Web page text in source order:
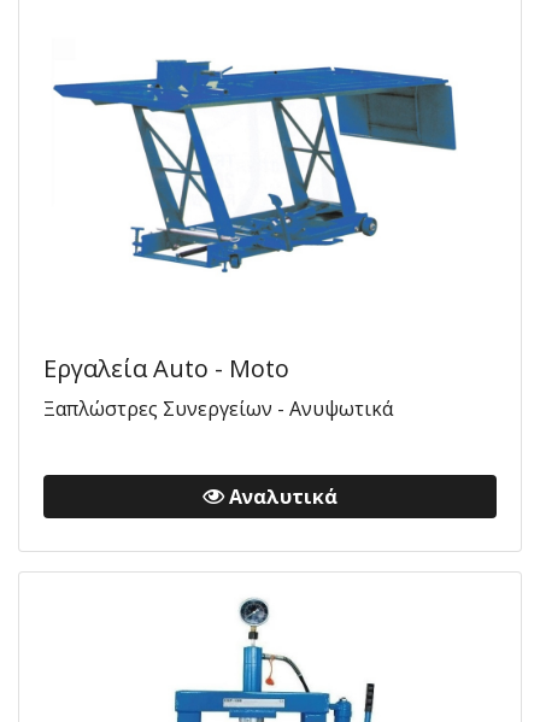
Εργαλεία Auto - Moto
Ξαπλώστρες Συνεργείων - Ανυψωτικά
Αναλυτικά